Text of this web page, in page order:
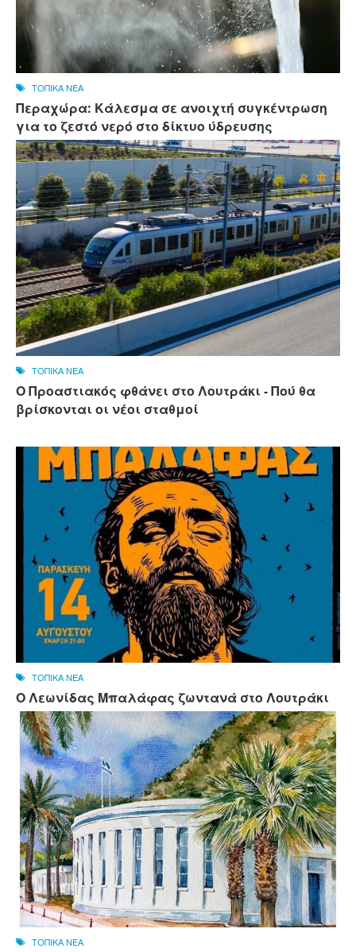
ΤΟΠΙΚΑ ΝΕΑ
Περαχώρα: Κάλεσμα σε ανοιχτή συγκέντρωση
για το ζεστό νερό στο δίκτυο ύδρευσης
ΤΟΠΙΚΑ ΝΕΑ
Ο Προαστιακός φθάνει στο Λουτράκι - Πού θα
βρίσκονται οι νέοι σταθμοί
ΤΟΠΙΚΑ ΝΕΑ
Ο Λεωνίδας Μπαλάφας ζωντανά στο Λουτράκι
ΤΟΠΙΚΑ ΝΕΑ